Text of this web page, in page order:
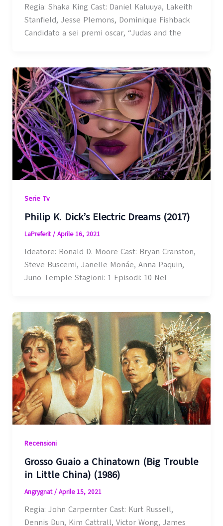
Regia: Shaka King Cast: Daniel Kaluuya, Lakeith
Stanfield, Jesse Plemons, Dominique Fishback
Candidato a sei premi oscar, “Judas and the
Serie Tv
Philip K. Dick’s Electric Dreams (2017)
LaPreferit/ Aprile 16, 2021
Ideatore: Ronald D. Moore Cast: Bryan Cranston,
Steve Buscemi, Janelle Monáe, Anna Paquin,
Juno Temple Stagioni: 1 Episodi: 10 Nel
Recensioni
Grosso Guaio a Chinatown (Big Trouble
in Little China) (1986)
Angrygnat/ Aprile 15, 2021
Regia: John Carpernter Cast: Kurt Russell,
Dennis Dun, Kim Cattrall, Victor Wong, James